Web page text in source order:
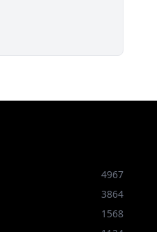
4967
3864
1568